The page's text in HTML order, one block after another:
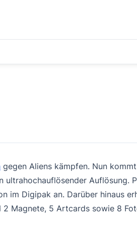
gegen Aliens kämpfen. Nun
ultrahochauflösender Auflösung.
im Digipak an. Darüber hinaus
Magnete, 5 Artcards sowie 8